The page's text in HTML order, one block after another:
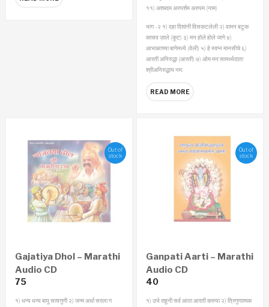
११) अशब्दम अस्पर्शम अरुपम (नाम)
भाग -२ १) दहा दिशांनी विसकटलेली २) वामन बटुक
कासव ज़ाले (कूट) ३) मन होले होले जागे ४)
आभाळाच्या बागेमध्ये (वेली) ५) हे स्वप्न मानसीचे ६)
आरती अनिरुद्धा (आरती) ७) ओम मन:सामर्थ्यदाता
श्रीअनिरुद्धाय नम:
READ MORE
Out of
stock
Gajatiya Dhol – Marathi
Audio CD
75
१) धन्य धन्य बापू सत्वगुणी २) जन्म अर्धा सरला ग
Out of
stock
Ganpati Aarti – Marathi
Audio CD
40
१) उभे राहूनी सर्व आता आरती करुया २) त्रिगुणात्मक